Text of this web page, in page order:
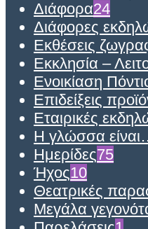
Διάφορα24
Διάφορες
Εκθέσεις
Εκκλησία –
Ενοικίαση
Επιδείξεις
Εταιρικές
Η γλώσσα
Ημερίδες75
Ήχος10
Θεατρικές
Μεγάλα